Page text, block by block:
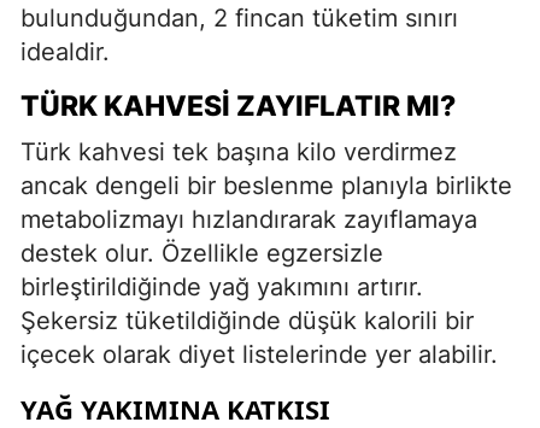
bulunduğundan, 2 fincan tüketim sınırı
idealdir.
TÜRK KAHVESI ZAYIFLATIR MI?
Türk kahvesi tek başına kilo verdirmez
ancak dengeli bir beslenme planıyla birlikte
metabolizmayı hızlandırarak zayıflamaya
destek olur. Özellikle egzersizle
birleştirildiğinde yağ yakımını artırır.
Şekersiz tüketildiğinde düşük kalorili bir
içecek olarak diyet listelerinde yer alabilir.
YAĞ YAKIMINA KATKISI